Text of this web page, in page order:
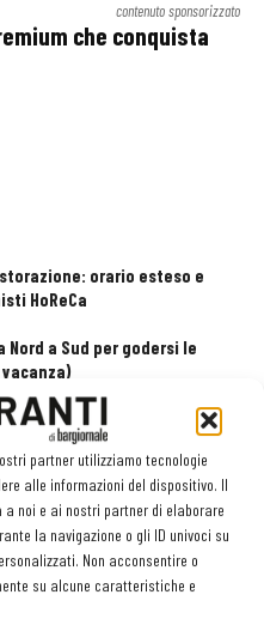
partner utilizziamo tecnologie
alle informazioni del dispositivo. Il
noi e ai nostri partner di elaborare
la navigazione o gli ID univoci su
Non acconsentire o
su alcune caratteristiche e
contenuto sponsorizzato
che conquista
orario esteso e
HoReCa
a Sud per godersi le
del turismo chiedono